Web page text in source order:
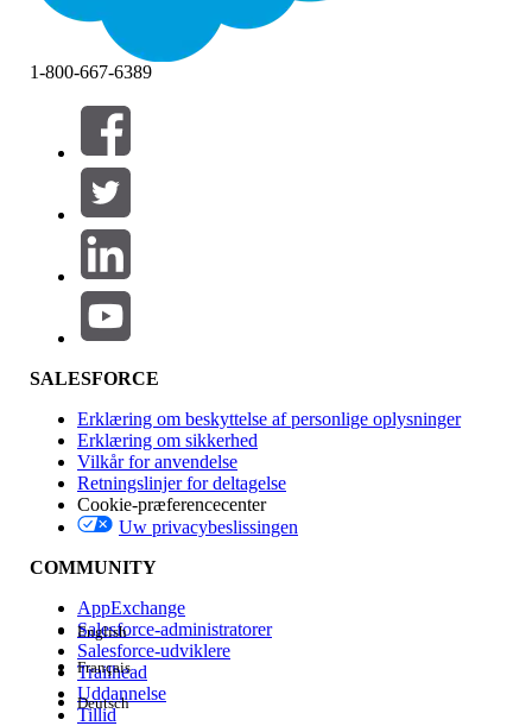
Filtre (0)
VÆLG FILTRE
Produktområde
Funktionspåvirkning
Version
Experience
1-800-667-6389
SALESFORCE
Erklæring om beskyttelse af personlige oplysninger
Erklæring om sikkerhed
Vilkår for anvendelse
Retningslinjer for deltagelse
Cookie-præferencecenter
Uw privacybeslissingen
COMMUNITY
AppExchange
Salesforce-administratorer
Salesforce-udviklere
Trailhead
Uddannelse
Tillid
English
Français
Deutsch